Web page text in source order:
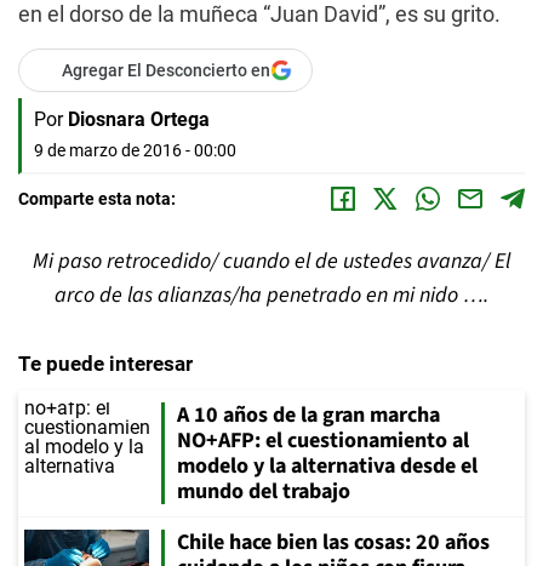
en el dorso de la muñeca “Juan David”, es su grito.
Agregar El Desconcierto en
Por Diosnara Ortega
9 de marzo de 2016 - 00:00
Comparte esta nota:
Mi paso retrocedido/ cuando el de ustedes avanza/ El
arco de las alianzas/ha penetrado en mi nido ….
Te puede interesar
A 10 años de la gran marcha
NO+AFP: el cuestionamiento al
modelo y la alternativa desde el
mundo del trabajo
Chile hace bien las cosas: 20 años